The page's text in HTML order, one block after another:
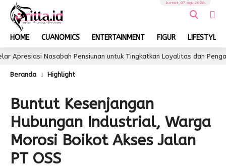
HOME CUANOMICS ENTERTAINMENT FIGUR LIFESTYLE
Jumat, 07 Agu 2026
Nasabah Pensiunan untuk Tingkatkan Loyalitas dan Pengalaman
Beranda Highlight
Buntut Kesenjangan
Hubungan Industrial, Warga
Morosi Boikot Akses Jalan
PT OSS